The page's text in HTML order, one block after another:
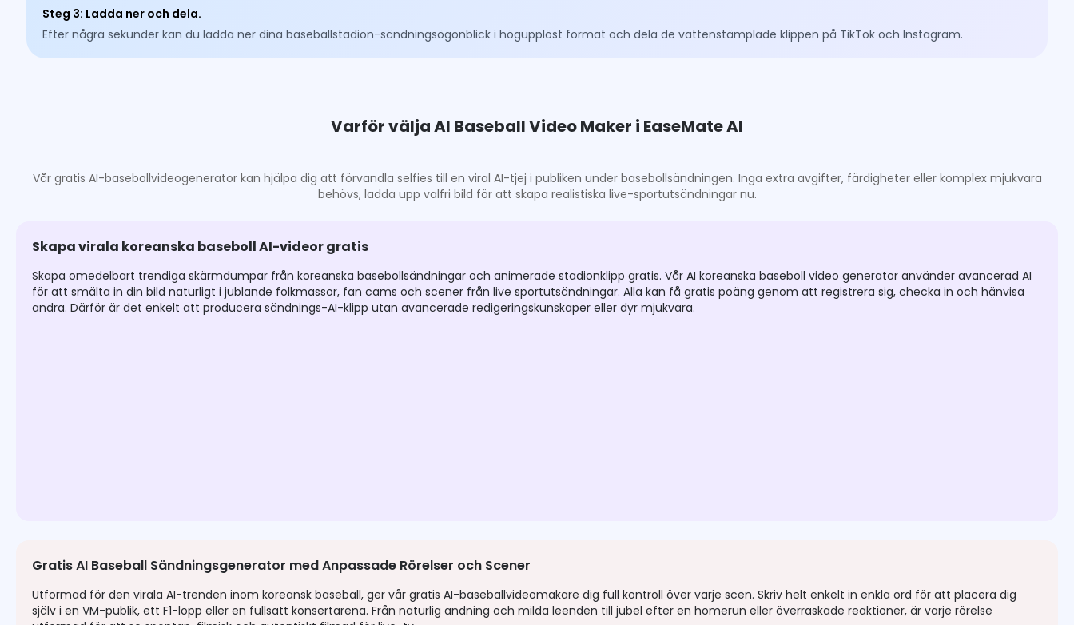
Steg 3: Ladda ner och dela.
Efter några sekunder kan du ladda ner dina baseballstadion-sändningsögonblick i högupplöst format och dela de vattenstämplade klippen på TikTok och Instagram.
Varför välja AI Baseball Video Maker i EaseMate AI
Vår gratis AI-basebollvideogenerator kan hjälpa dig att förvandla selfies till en viral AI-tjej i publiken under basebollsändningen. Inga extra avgifter, färdigheter eller komplex mjukvara
behövs, ladda upp valfri bild för att skapa realistiska live-sportutsändningar nu.
Skapa virala koreanska baseboll AI-videor gratis
Skapa omedelbart trendiga skärmdumpar från koreanska basebollsändningar och animerade stadionklipp gratis. Vår AI koreanska baseboll video generator använder avancerad AI
för att smälta in din bild naturligt i jublande folkmassor, fan cams och scener från live sportutsändningar. Alla kan få gratis poäng genom att registrera sig, checka in och hänvisa
andra. Därför är det enkelt att producera sändnings-AI-klipp utan avancerade redigeringskunskaper eller dyr mjukvara.
Gratis AI Baseball Sändningsgenerator med Anpassade Rörelser och Scener
Utformad för den virala AI-trenden inom koreansk baseball, ger vår gratis AI-baseballvideomakare dig full kontroll över varje scen. Skriv helt enkelt in enkla ord för att placera dig
själv i en VM-publik, ett F1-lopp eller en fullsatt konsertarena. Från naturlig andning och milda leenden till jubel efter en homerun eller överraskade reaktioner, är varje rörelse